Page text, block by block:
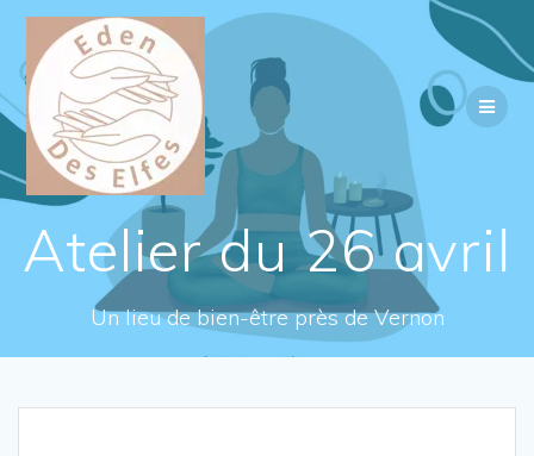
Passer
contenu
Atelier du 26 avril
Un lieu de bien-être près de Vernon